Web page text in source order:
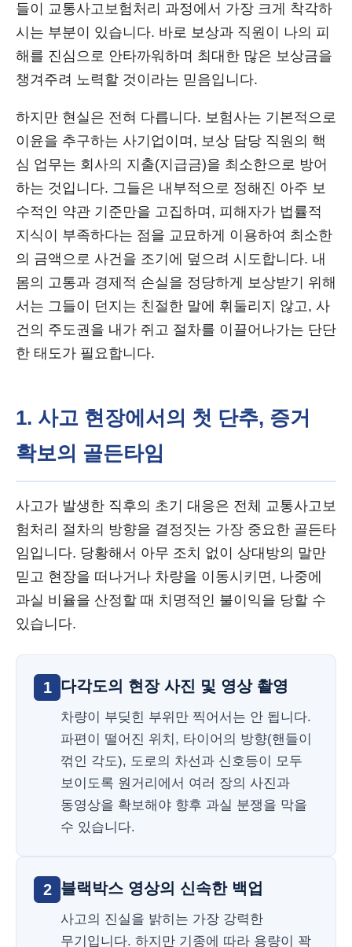
들이 교통사고보험처리 과정에서 가장 크게 착각하
시는 부분이 있습니다. 바로 보상과 직원이 나의 피
해를 진심으로 안타까워하며 최대한 많은 보상금을
챙겨주려 노력할 것이라는 믿음입니다.
하지만 현실은 전혀 다릅니다. 보험사는 기본적으로
이윤을 추구하는 사기업이며, 보상 담당 직원의 핵
심 업무는 회사의 지출(지급금)을 최소한으로 방어
하는 것입니다. 그들은 내부적으로 정해진 아주 보
수적인 약관 기준만을 고집하며, 피해자가 법률적
지식이 부족하다는 점을 교묘하게 이용하여 최소한
의 금액으로 사건을 조기에 덮으려 시도합니다. 내
몸의 고통과 경제적 손실을 정당하게 보상받기 위해
서는 그들이 던지는 친절한 말에 휘둘리지 않고, 사
건의 주도권을 내가 쥐고 절차를 이끌어나가는 단단
한 태도가 필요합니다.
1. 사고 현장에서의 첫 단추, 증거
확보의 골든타임
사고가 발생한 직후의 초기 대응은 전체 교통사고보
험처리 절차의 방향을 결정짓는 가장 중요한 골든타
임입니다. 당황해서 아무 조치 없이 상대방의 말만
믿고 현장을 떠나거나 차량을 이동시키면, 나중에
과실 비율을 산정할 때 치명적인 불이익을 당할 수
있습니다.
1 다각도의 현장 사진 및 영상 촬영
차량이 부딪힌 부위만 찍어서는 안 됩니다.
파편이 떨어진 위치, 타이어의 방향(핸들이
꺾인 각도), 도로의 차선과 신호등이 모두
보이도록 원거리에서 여러 장의 사진과
동영상을 확보해야 향후 과실 분쟁을 막을
수 있습니다.
2 블랙박스 영상의 신속한 백업
사고의 진실을 밝히는 가장 강력한
무기입니다. 하지만 기종에 따라 용량이 꽉